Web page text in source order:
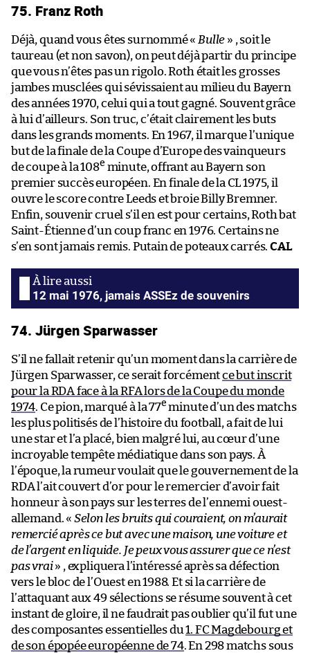
75. Franz Roth
Déjà, quand vous êtes surnommé « Bulle » , soit le
taureau (et non savon), on peut déjà partir du principe
que vous n’êtes pas un rigolo. Roth était les grosses
jambes musclées qui sévissaient au milieu du Bayern
des années 1970, celui qui a tout gagné. Souvent grâce
à lui d’ailleurs. Son truc, c’était clairement les buts
dans les grands moments. En 1967, il marque l’unique
but de la finale de la Coupe d’Europe des vainqueurs
de coupe à la 108e minute, offrant au Bayern son
premier succès européen. En finale de la CL 1975, il
ouvre le score contre Leeds et broie Billy Bremner.
Enfin, souvenir cruel s’il en est pour certains, Roth bat
Saint-Étienne d’un coup franc en 1976. Certains ne
s’en sont jamais remis. Putain de poteaux carrés.CAL
12 mai 1976, jamais ASSEz de souvenirs
74. Jürgen Sparwasser
S’il ne fallait retenir qu’un moment dans la carrière de
Jürgen Sparwasser, ce serait forcémentce but inscrit
pour la RDA face à la RFA lors de la Coupe du monde
1974. Ce pion, marqué à la 77e minute d’un des matchs
les plus politisés de l’histoire du football, a fait de lui
une star et l’a placé, bien malgré lui, au cœur d’une
incroyable tempête médiatique dans son pays. À
l’époque, la rumeur voulait que le gouvernement de la
RDA l’ait couvert d’or pour le remercier d’avoir fait
honneur à son pays sur les terres de l’ennemi ouest-
allemand. « Selon les bruits qui couraient, on m’aurait
remercié après ce but avec une maison, une voiture et
de l’argent en liquide. Je peux vous assurer que ce n’est
pas vrai» , expliquera l’intéressé après sa défection
vers le bloc de l’Ouest en 1988. Et si la carrière de
l’attaquant aux 49 sélections se résume souvent à cet
instant de gloire, il ne faudrait pas oublier qu’il fut une
des composantes essentielles du1. FC Magdebourg et
de son épopée européenne de 74. En 298 matchs sous